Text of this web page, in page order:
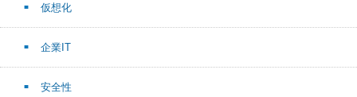
仮想化
企業IT
安全性